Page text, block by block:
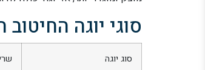
סוגי יוגה החיטוב
סוג יוגה